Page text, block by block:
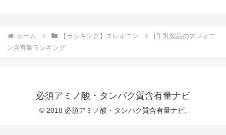
ホーム 【ランキング】スレオニン
乳製品のスレオニ
ン含有量ランキング
必須アミノ酸・タンパク質含有量ナビ
© 2018 必須アミノ酸・タンパク質含有量ナビ.